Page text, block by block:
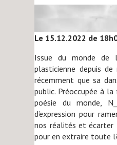
Le 15.12.2022 de
Issue du monde de
plasticienne depuis de
récemment que sa
public. Préoccupée à
poésie du monde,
d’expression pour
nos réalités et écarter
pour en extraire toute